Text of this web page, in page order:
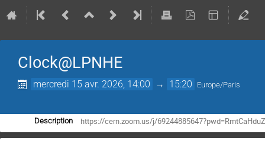
Clock@LPNHE
mercredi 15 avr. 2026, 14:00 → 15:20 Europe/Paris
Description https://cern.zoom.us/j/